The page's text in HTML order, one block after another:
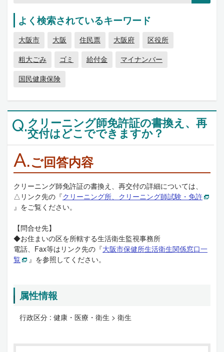
よく検索されているキーワード
大阪市 大阪 住民票 大阪府
区役所
粗大ごみ
ゴミ 給付金
マイナンバー
国民健康保険
Q.クリーニング師免許証の書換え、再
交付はどこでできますか？
A.ご回答内容
クリーニング師免許証の書換え、再交付の詳細については、
△リンク先の『クリーニング所、クリーニング師試験・免許
』をご覧ください。
【問合せ先】
◆お住まいの区を所轄する生活衛生監視事務所
電話、Fax等はリンク先の『大阪市保健所生活衛生関係窓口一
覧
』を参照してください。
属性情報
行政区分 : 健康・医療・衛生 > 衛生